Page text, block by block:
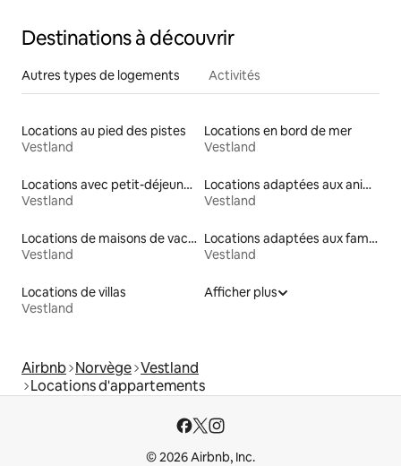
Destinations à découvrir
Autres types de logements Activités
Locations au pied des pistes
Vestland
Locations en bord de mer
Vestland
Locations avec petit-déjeuner
Vestland
Locations adaptées aux animaux
Vestland
Locations de maisons de vacances
Vestland
Locations adaptées aux familles
Vestland
Locations de villas
Vestland
Afficher plus
Airbnb Norvège Vestland
Locations d'appartements
© 2026 Airbnb, Inc.